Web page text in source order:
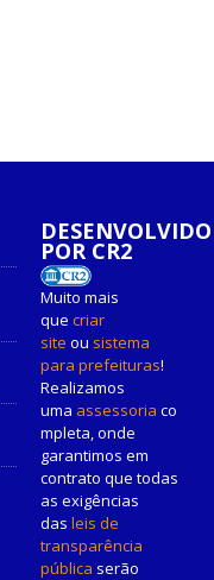
DESENVOLVIDO
POR CR2
Muito mais
que criar
site ou sistema
para prefeituras!
Realizamos
uma assessoria co
mpleta, onde
garantimos em
contrato que todas
as exigências
das leis de
transparência
pública serão